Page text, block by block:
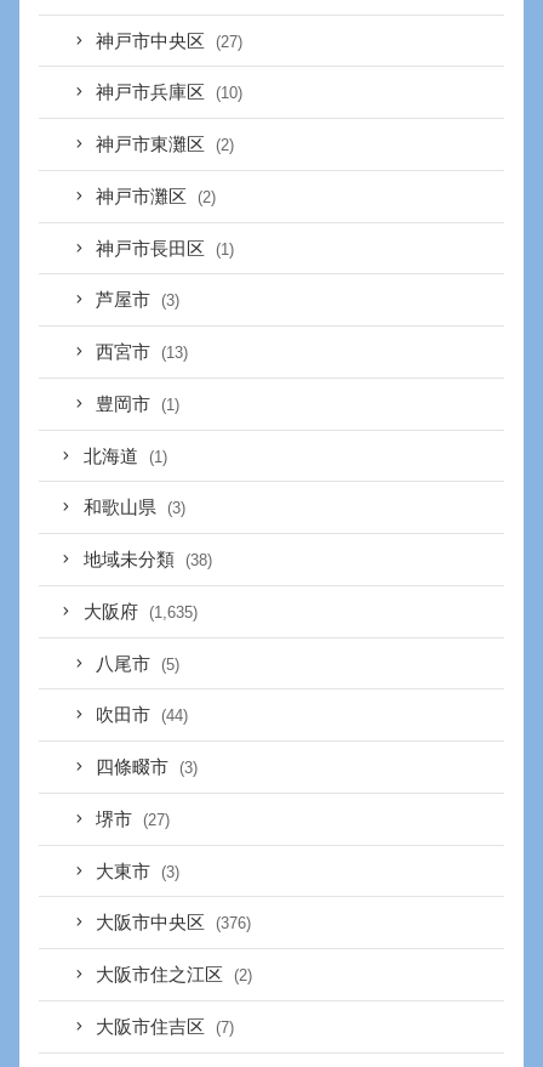
神戸市中央区 (27)
神戸市兵庫区 (10)
神戸市東灘区 (2)
神戸市灘区 (2)
神戸市長田区 (1)
芦屋市 (3)
西宮市 (13)
豊岡市 (1)
北海道 (1)
和歌山県 (3)
地域未分類 (38)
大阪府 (1,635)
八尾市 (5)
吹田市 (44)
四條畷市 (3)
堺市 (27)
大東市 (3)
大阪市中央区 (376)
大阪市住之江区 (2)
大阪市住吉区 (7)